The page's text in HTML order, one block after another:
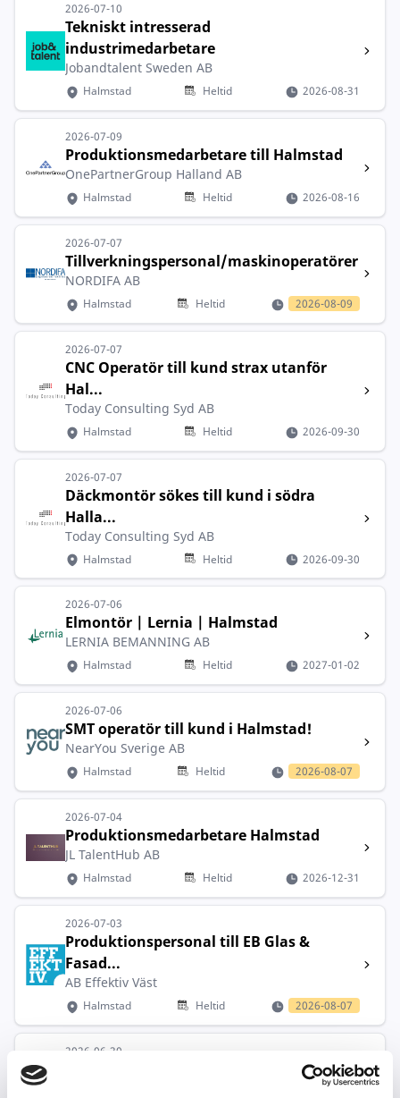
2026-07-10
Tekniskt intresserad
industrimedarbetare
Jobandtalent Sweden AB
Halmstad Heltid 2026-08-31
2026-07-09
Produktionsmedarbetare till Halmstad
OnePartnerGroup Halland AB
Halmstad Heltid 2026-08-16
2026-07-07
Tillverkningspersonal/maskinoperatörer
NORDIFA AB
Halmstad Heltid 2026-08-09
2026-07-07
CNC Operatör till kund strax utanför
Hal...
Today Consulting Syd AB
Halmstad Heltid 2026-09-30
2026-07-07
Däckmontör sökes till kund i södra
Halla...
Today Consulting Syd AB
Halmstad Heltid 2026-09-30
2026-07-06
Elmontör | Lernia | Halmstad
LERNIA BEMANNING AB
Halmstad Heltid 2027-01-02
2026-07-06
SMT operatör till kund i Halmstad!
NearYou Sverige AB
Halmstad Heltid 2026-08-07
2026-07-04
Produktionsmedarbetare Halmstad
JL TalentHub AB
Halmstad Heltid 2026-12-31
2026-07-03
Produktionspersonal till EB Glas &
Fasad...
AB Effektiv Väst
Halmstad Heltid 2026-08-07
2026-06-30